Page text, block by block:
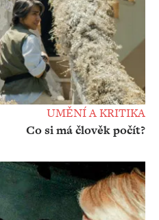
UMĚNÍ A KRITIKA
Co si má člověk počít?